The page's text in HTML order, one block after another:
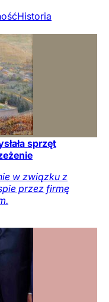
Historia
sprzęt
w związku z
przez firmę